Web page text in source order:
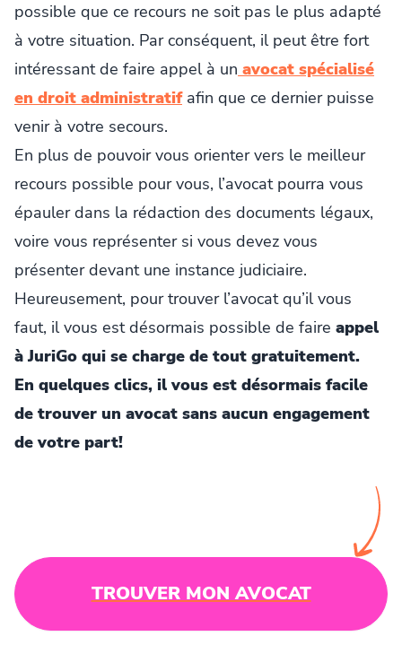
possible que ce recours ne soit pas le plus adapté
à votre situation. Par conséquent, il peut être fort
intéressant de faire appel à un avocat spécialisé
en droit administratifafin que ce dernier puisse
venir à votre secours.
En plus de pouvoir vous orienter vers le meilleur
recours possible pour vous, l’avocat pourra vous
épauler dans la rédaction des documents légaux,
voire vous représenter si vous devez vous
présenter devant une instance judiciaire.
Heureusement, pour trouver l’avocat qu’il vous
faut, il vous est désormais possible de faire appel
à JuriGo qui se charge de tout gratuitement.
En quelques clics, il vous est désormais facile
de trouver un avocat sans aucun engagement
de votre part!
TROUVER MON AVOCAT